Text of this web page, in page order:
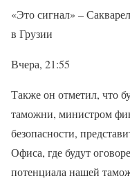
«Это сигнал» –
в Грузии
Вчера, 21:55
Также он отметил, что
таможни, министром
безопасности,
Офиса, где будут
потенциала нашей